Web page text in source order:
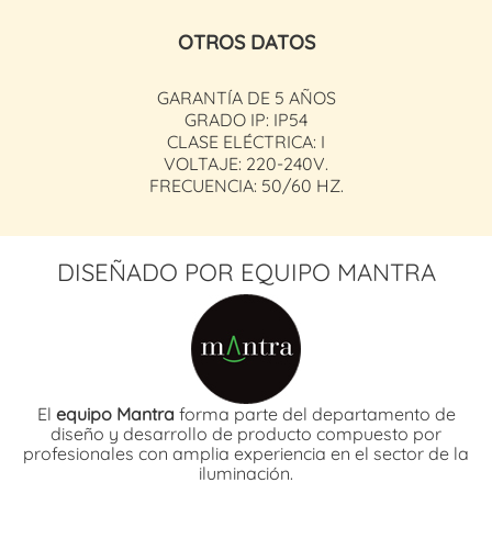
OTROS DATOS
GARANTÍA DE 5 AÑOS
GRADO IP: IP54
CLASE ELÉCTRICA: I
VOLTAJE: 220-240V.
FRECUENCIA: 50/60 HZ.
DISEÑADO POR EQUIPO MANTRA
El equipo Mantra forma parte del departamento de
diseño y desarrollo de producto compuesto por
profesionales con amplia experiencia en el sector de la
iluminación.